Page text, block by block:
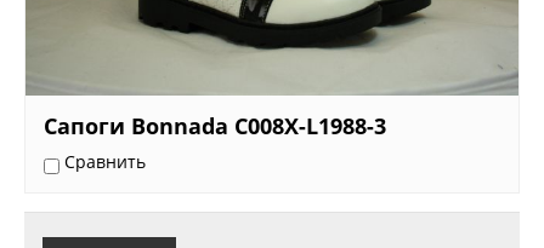
Сапоги Bonnada C008X-L1988-3
Сравнить